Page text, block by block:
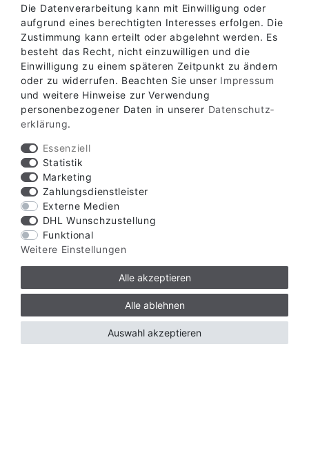
ABHOLLAGER
KONTAKT
Die Datenverarbeitung kann mit Einwilligung oder
aufgrund eines berechtigten Interesses erfolgen. Die
Zustimmung kann erteilt oder abgelehnt werden. Es
besteht das Recht, nicht einzuwilligen und die
Einwilligung zu einem späteren Zeitpunkt zu ändern
oder zu widerrufen. Beachten Sie unser Impressum
und weitere Hinweise zur Verwendung
personenbezogener Daten in unserer Daten­schutz­
erklärung.
Essenziell
Statistik
Marketing
Zahlungsdienstleister
Externe Medien
DHL Wunschzustellung
Funktional
Weitere Einstellungen
Alle akzeptieren
Alle ablehnen
Auswahl akzeptieren